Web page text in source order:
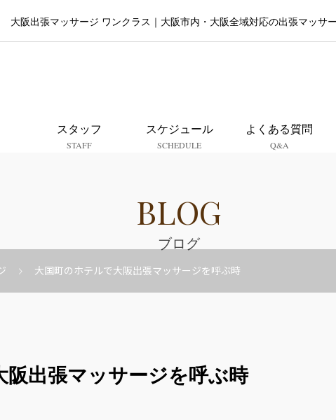
大阪出張マッサージ ワンクラス｜大阪市内・大阪全域対応の出張マッサ
スタッフ
STAFF
スケジュール
SCHEDULE
よくある質問
Q&A
BLOG
ブログ
大国町のホテルで大阪出張マッサージを呼ぶ時
出張マッサージを呼ぶ時